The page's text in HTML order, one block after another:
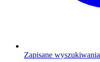
Zapisane wyszukiwania